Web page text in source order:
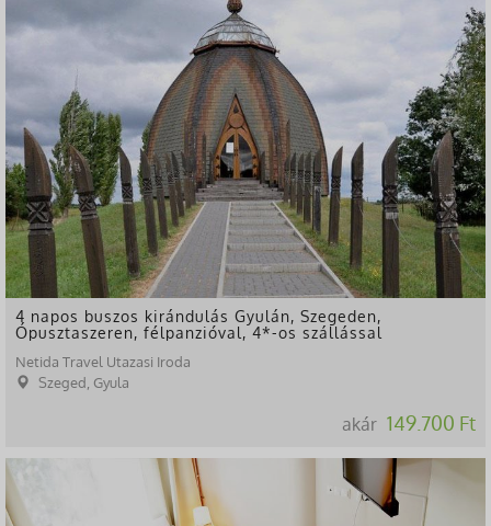
4 napos buszos kirándulás Gyulán, Szegeden,
Ópusztaszeren, félpanzióval, 4*-os szállással
Netida Travel Utazasi Iroda
Szeged, Gyula
akár 149.700 Ft
-49%